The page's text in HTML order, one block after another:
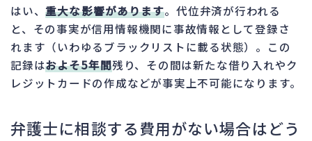
はい、重大な影響があります。代位弁済が行われる
と、その事実が信用情報機関に事故情報として登録さ
れます（いわゆるブラックリストに載る状態）。この
記録はおよそ5年間残り、その間は新たな借り入れやク
レジットカードの作成などが事実上不可能になります。
弁護士に相談する費用がない場合はどう